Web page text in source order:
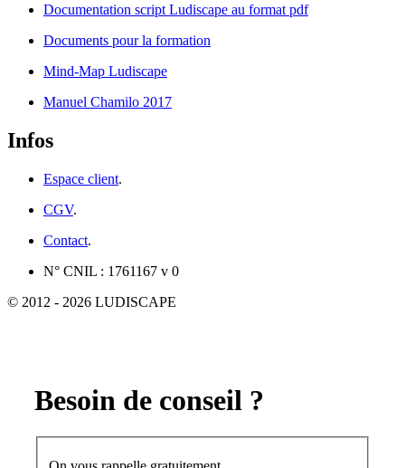
Documentation script Ludiscape au format pdf
Documents pour la formation
Mind-Map Ludiscape
Manuel Chamilo 2017
Infos
Espace client.
CGV.
Contact.
N° CNIL : 1761167 v 0
© 2012 - 2026 LUDISCAPE
Besoin de conseil ?